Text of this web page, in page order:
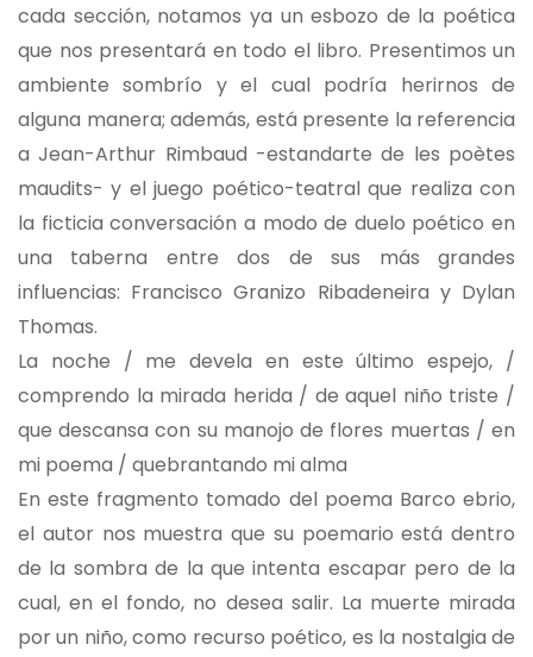
cada sección, notamos ya un esbozo de la poética
que nos presentará en todo el libro. Presentimos un
ambiente sombrío y el cual podría herirnos de
alguna manera; además, está presente la referencia
a Jean-Arthur Rimbaud -estandarte de les poètes
maudits- y el juego poético-teatral que realiza con
la ficticia conversación a modo de duelo poético en
una taberna entre dos de sus más grandes
influencias: Francisco Granizo Ribadeneira y Dylan
Thomas.
La noche / me devela en este último espejo, /
comprendo la mirada herida / de aquel niño triste /
que descansa con su manojo de flores muertas / en
mi poema / quebrantando mi alma
En este fragmento tomado del poema Barco ebrio,
el autor nos muestra que su poemario está dentro
de la sombra de la que intenta escapar pero de la
cual, en el fondo, no desea salir. La muerte mirada
por un niño, como recurso poético, es la nostalgia de